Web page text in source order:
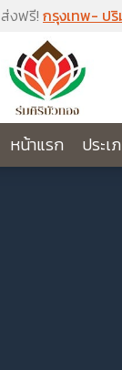
ส่งฟรี! กรุงเทพ- ป
หน้าแรก ประเ